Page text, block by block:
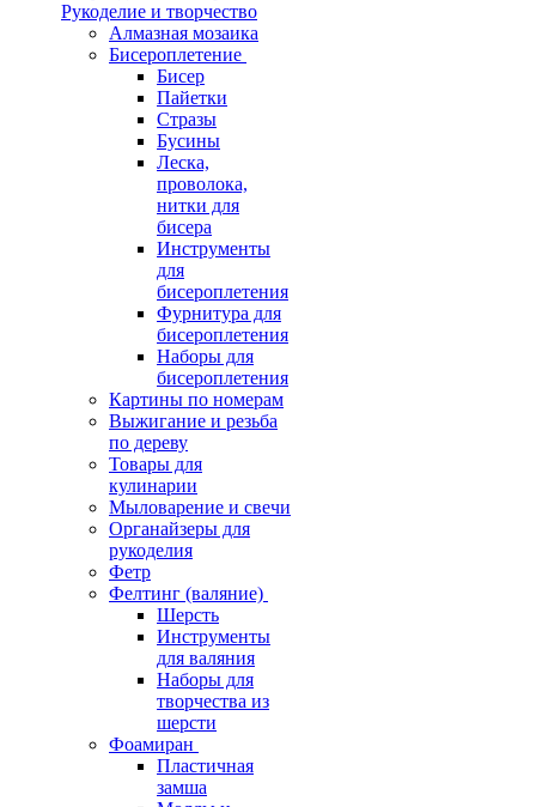
Рукоделие и творчество
Алмазная мозаика
Бисероплетение
Бисер
Пайетки
Стразы
Бусины
Леска,
проволока,
нитки для
бисера
Инструменты
для
бисероплетения
Фурнитура для
бисероплетения
Наборы для
бисероплетения
Картины по номерам
Выжигание и резьба
по дереву
Товары для
кулинарии
Мыловарение и свечи
Органайзеры для
рукоделия
Фетр
Фелтинг (валяние)
Шерсть
Инструменты
для валяния
Наборы для
творчества из
шерсти
Фоамиран
Пластичная
замша